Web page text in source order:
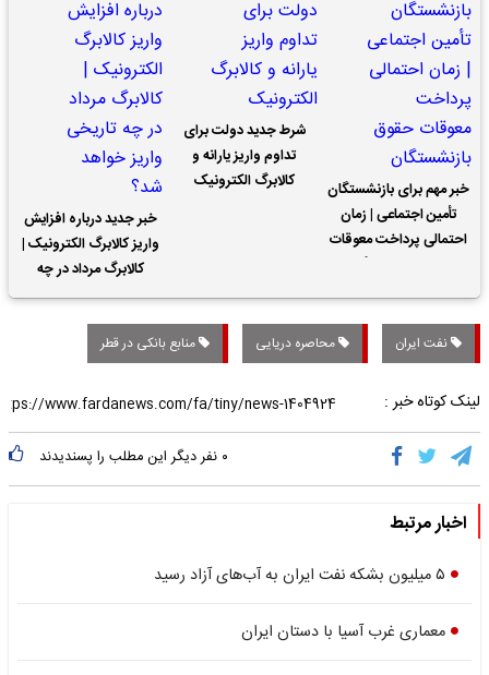
خبر مهم برای بازنشستگان
تأمین اجتماعی | زمان
احتمالی پرداخت معوقات
شرط جدید دولت برای
تداوم واریز یارانه و
کالابرگ الکترونیک
خبر جدید درباره افزایش
واریز کالابرگ الکترونیک |
کالابرگ مرداد در چه
تاریخی واریز خواهد شد؟
نفت ایران محاصره دریایی منابع بانکی در قطر
لینک کوتاه خبر :
۰ نفر دیگر این مطلب را پسندیدند
اخبار مرتبط
۵ میلیون بشکه نفت ایران به آب‌های آزاد رسید
معماری غرب آسیا با دستان ایران